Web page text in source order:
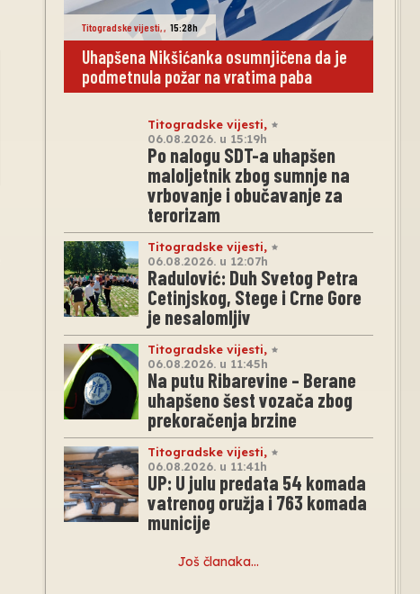
Titogradske vijesti,, 15:28h
Uhapšena Nikšićanka osumnjičena da je
podmetnula požar na vratima paba
Titogradske vijesti,
06.08.2026. u 15:19h
Po nalogu SDT-a uhapšen
maloljetnik zbog sumnje na
vrbovanje i obučavanje za
terorizam
Titogradske vijesti,
06.08.2026. u 12:07h
Radulović: Duh Svetog Petra
Cetinjskog, Stege i Crne Gore
je nesalomljiv
Titogradske vijesti,
06.08.2026. u 11:45h
Na putu Ribarevine – Berane
uhapšeno šest vozača zbog
prekoračenja brzine
Titogradske vijesti,
06.08.2026. u 11:41h
UP: U julu predata 54 komada
vatrenog oružja i 763 komada
municije
Još članaka…